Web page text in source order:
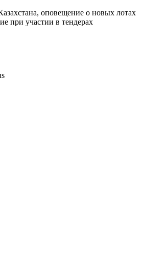
оповещение о новых лотах
при участии в тендерах